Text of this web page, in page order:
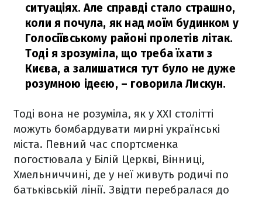
ситуаціях. Але справді стало страшно,
коли я почула, як над моїм будинком у
Голосіївському районі пролетів літак.
Тоді я зрозуміла, що треба їхати з
Києва, а залишатися тут було не дуже
розумною ідеєю, – говорила Лискун.
Тоді вона не розуміла, як у XXI столітті
можуть бомбардувати мирні українські
міста. Певний час спортсменка
погостювала у Білій Церкві, Вінниці,
Хмельниччині, де у неї живуть родичі по
батьківській лінії. Звідти перебралася до